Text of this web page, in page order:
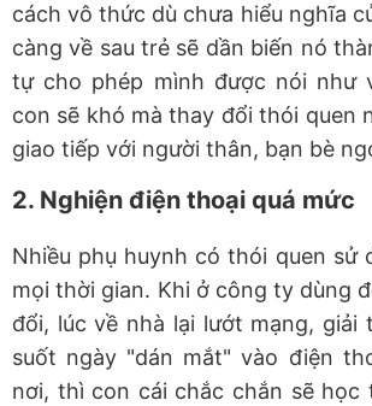
cách vô thức dù chưa hiểu nghĩa
càng về sau trẻ sẽ dần biến nó
tự cho phép mình được nói như
con sẽ khó mà thay đổi thói quen
giao tiếp với người thân, bạn bè
2. Nghiện điện thoại quá mức
Nhiều phụ huynh có thói quen sử
mọi thời gian. Khi ở công ty dùng
đổi, lúc về nhà lại lướt mạng, giải
suốt ngày "dán mắt" vào điện
nơi, thì con cái chắc chắn sẽ học